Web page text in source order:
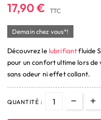
17,90 € TTC
Demain chez vous*!
Découvrez le lubrifiantfluide
pour un confort ultime lors
sans odeur ni effet collant.
QUANTITÉ :